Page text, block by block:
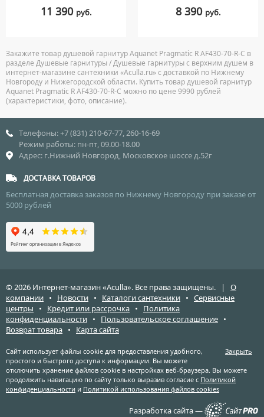
11 390 руб. 8 390 руб.
Закажите товар душевой гарнитур Aquanet Pragmatic R AF430-70-R-C в
разделе Душевые гарнитуры / Душевые гарнитуры с верхним душем в
интернет-магазине сантехники «Aculla.ru» с доставкой по Нижнему
Новгороду и Нижегородской области. Купить товар душевой гарнитур
Aquanet Pragmatic R AF430-70-R-C можно по цене 9990 рублей
(характеристики, фото, описание).
Телефоны: +7 (831) 210-67-77, 260-16-69
Режим работы: пн-пт, 09.00-18.00
Адрес: г.Нижний Новгород, Московское шоссе д.52г
ДОСТАВКА ТОВАРОВ
Бесплатная доставка заказов по Нижнему Новгороду при заказе от
5000 рублей
© 2026 Интернет-магазин «Aculla». Все права защищены. | О
компании • Новости • Каталоги сантехники • Сервисные
центры • Кредит или рассрочка • Политика
конфиденциальности • Пользовательское соглашение •
Возврат товара • Карта сайта
Закрыть
Сайт использует файлы cookie для предоставления удобного,
простого и быстрого доступа к информации. Вы можете
отключить хранение файлов cookie в настройках веб-браузера. Вы можете
продолжить навигацию по сайту только выразив согласие с Политикой
конфиденциальности и Политикой использования файлов cookies
Разработка сайта —